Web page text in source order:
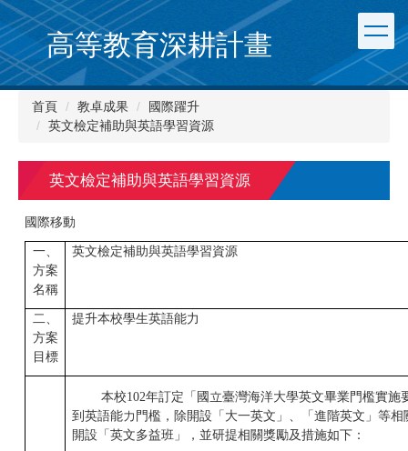
跳
到
主
要
內
高等教育深耕計畫
首頁 教卓成果
國際躍升
英文檢定補助與英語學習資源
英文檢定補助與英語學習資源
國際移動
一、
方案
名稱
英文檢定補助與英語學習資源
二、
方案
目標
提升本校學生英語能力
本校102年訂定「國立臺灣海洋大學英文畢業門檻實施
到英語能力門檻，除開設「大一英文」、「進階英文」等
開設「英文多益班」，並研提相關獎勵及措施如下：